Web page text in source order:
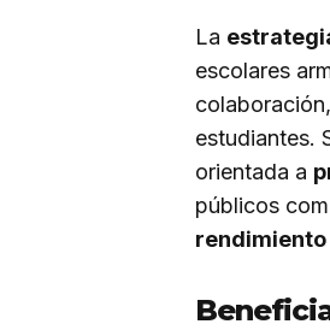
La
escolares
estudiantes.
orientada a
públicos